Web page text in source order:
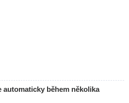
automaticky během několika